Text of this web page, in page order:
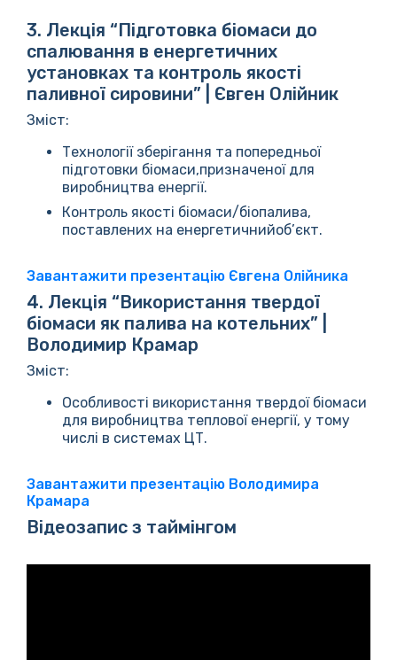
3. Лекція “Підготовка біомаси до
спалювання в енергетичних
установках та контроль якості
паливної сировини” | Євген Олійник
Зміст:
Технології зберігання та попередньої
підготовки біомаси,призначеної для
виробництва енергії.
Контроль якості біомаси/біопалива,
поставлених на енергетичнийоб’єкт.
Завантажити презентацію Євгена Олійника
4. Лекція “Використання твердої
біомаси як палива на котельних” |
Володимир Крамар
Зміст:
Особливості використання твердої біомаси
для виробництва теплової енергії, у тому
числі в системах ЦТ.
Завантажити презентацію Володимира
Крамара
Відеозапис з таймінгом